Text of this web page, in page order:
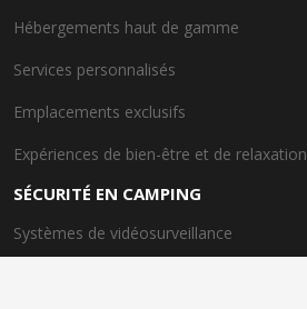
Hébergements haut de gamme
Services personnalisés
Emplacements exclusifs
Expériences de bien-être et de relaxation
SÉCURITÉ EN CAMPING
Systèmes de vidéosurveillance